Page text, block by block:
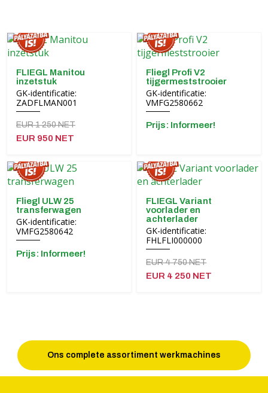
FLIEGL Manitou
inzetstuk
GK-identificatie:
ZADFLMAN001
EUR 1 250 NET
EUR 950 NET
Fliegl Profi V2
tijgermeststrooier
GK-identificatie:
VMFG2580662
Prijs: Informeer!
Fliegl ULW 25
transferwagen
GK-identificatie:
VMFG2580642
Prijs: Informeer!
FLIEGL Variant
voorlader en
achterlader
GK-identificatie:
FHLFLI000000
EUR 4 750 NET
EUR 4 250 NET
Ons complete assortiment werkmachines